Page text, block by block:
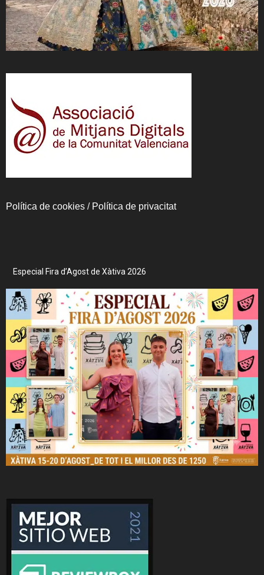
Política de cookies / Política de privacitat
Especial Fira d’Agost de Xàtiva 2026